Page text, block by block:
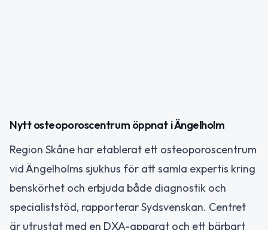
Nytt osteoporoscentrum öppnat i Ängelholm
Region Skåne har etablerat ett osteoporoscentrum
vid Ängelholms sjukhus för att samla expertis kring
benskörhet och erbjuda både diagnostik och
specialiststöd, rapporterar Sydsvenskan. Centret
är utrustat med en DXA-apparat och ett bärbart